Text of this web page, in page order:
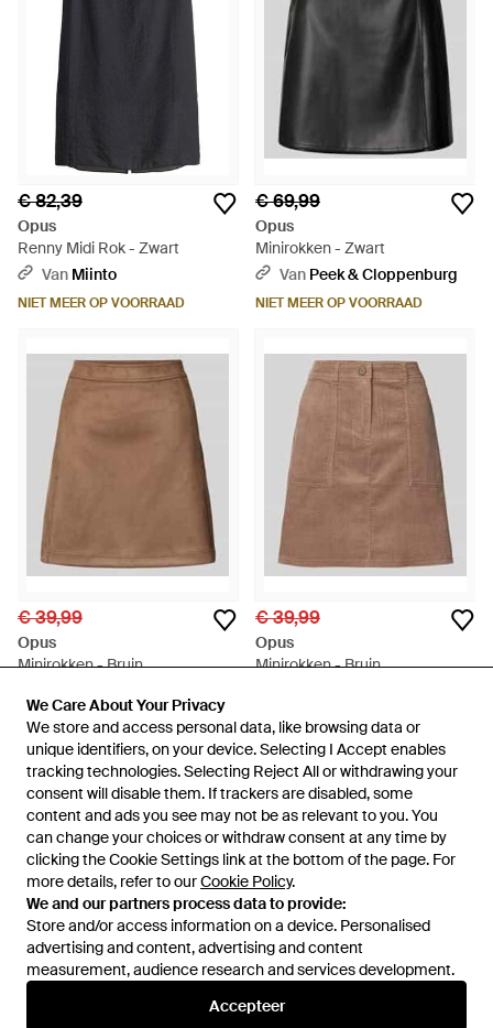
We Care About Your Privacy
We store and access personal data, like browsing data or
unique identifiers, on your device. Selecting I Accept enables
tracking technologies. Selecting Reject All or withdrawing your
consent will disable them. If trackers are disabled, some
content and ads you see may not be as relevant to you. You
can change your choices or withdraw consent at any time by
clicking the Cookie Settings link at the bottom of the page. For
more details, refer to ourCookie Policy.
We and our partners process data to provide:
Store and/or access information on a device. Personalised
advertising and content, advertising and content
measurement, audience research and services development.
Accepteer
We Care About Your Privacy
We store and access personal data, like browsing data or
unique identifiers, on your device. Selecting I Accept enables
tracking technologies. Selecting Reject All or withdrawing your
consent will disable them. If trackers are disabled, some
content and ads you see may not be as relevant to you. You
can change your choices or withdraw consent at any time by
clicking the Cookie Settings link at the bottom of the page. For
more details, refer to ourCookie Policy.
We and our partners process data to provide:
Store and/or access information on a device. Personalised
advertising and content, advertising and content
measurement, audience research and services development.
Accepteer
€ 82,39
Opus
Renny Midi Rok - Zwart
Van Miinto
NIET MEER OP VOORRAAD
€ 69,99
Opus
Minirokken - Zwart
Van Peek & Cloppenburg
NIET MEER OP VOORRAAD
€ 39,99
Opus
Minirokken - Bruin
NIET MEER OP VOORRAAD
€ 39,99
Opus
Minirokken - Bruin
NIET MEER OP VOORRAAD
Internationaal